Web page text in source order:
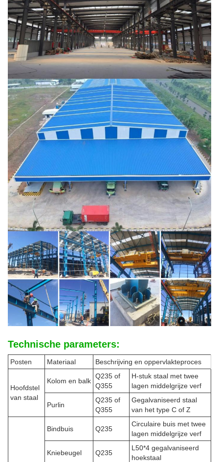
Technische parameters:
Posten Materiaal Beschrijving en oppervlakteproces
Hoofdstel
van staal
Kolom en balk
Q235 of
Q355
H-stuk staal met twee
lagen middelgrijze verf
Purlin
Q235 of
Q355
Gegalvaniseerd staal
van het type C of Z
Bindbuis Q235
Circulaire buis met twee
lagen middelgrijze verf
Kniebeugel Q235
L50*4 gegalvaniseerd
hoekstaal